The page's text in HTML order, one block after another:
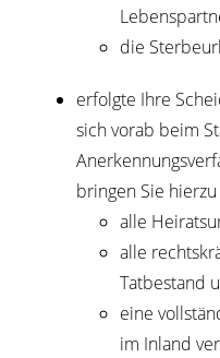
die
erfolgte Ihre
sich vorab beim
bringen Sie
alle
alle
Tatbestand
eine
im Inland